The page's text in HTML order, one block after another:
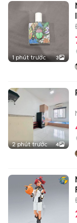
1 phút trước 3
2 phút trước 4